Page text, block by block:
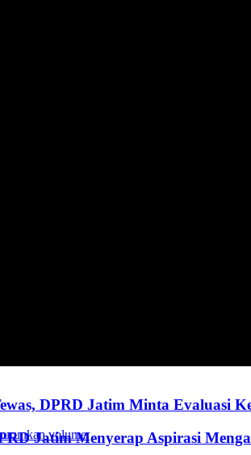
volume.
DPRD Jatim Minta Evaluasi
Jatim Menyerap Aspirasi